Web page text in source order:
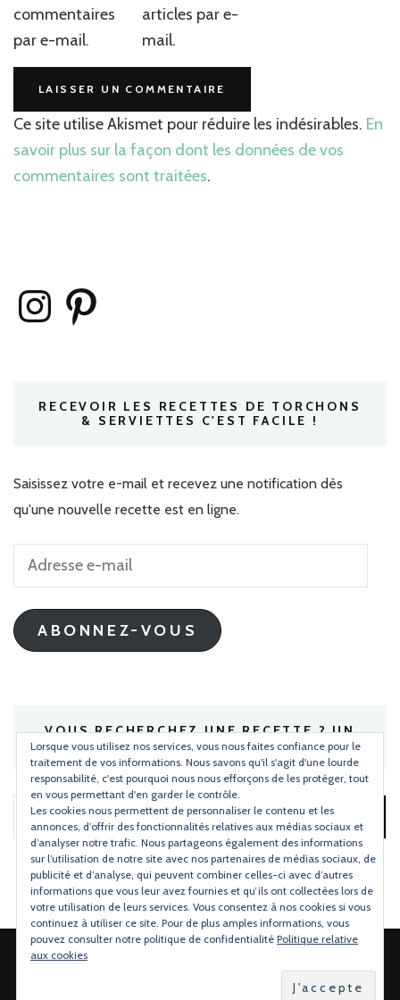
commentaires
par e-mail.
articles par e-
mail.
Ce site utilise Akismet pour réduire les indésirables. En
savoir plus sur la façon dont les données de vos
commentaires sont traitées.
InstagramPinterest
RECEVOIR LES RECETTES DE TORCHONS
& SERVIETTES C'EST FACILE !
Saisissez votre e-mail et recevez une notification dès
qu'une nouvelle recette est en ligne.
Adresse
mail
ABONNEZ-VOUS
VOUS RECHERCHEZ UNE RECETTE ? UN
INGRÉDIENT ?
Rechercher :
2026 Copyright
Lorsque vous utilisez nos services, vous nous faites confiance pour le
traitement de vos informations. Nous savons qu'il s'agit d'une lourde
responsabilité, c'est pourquoi nous nous efforçons de les protéger, tout
en vous permettant d'en garder le contrôle.
Les cookies nous permettent de personnaliser le contenu et les
annonces, d’offrir des fonctionnalités relatives aux médias sociaux et
d’analyser notre trafic. Nous partageons également des informations
sur l’utilisation de notre site avec nos partenaires de médias sociaux, de
publicité et d’analyse, qui peuvent combiner celles-ci avec d’autres
informations que vous leur avez fournies et qu’ils ont collectées lors de
votre utilisation de leurs services. Vous consentez à nos cookies si vous
continuez à utiliser ce site. Pour de plus amples informations, vous
pouvez consulter notre politique de confidentialité Politique relative
aux cookies